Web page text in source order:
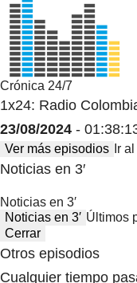
Crónica 24/7
1x24: Radio
23/08/2024 -
Ver más episodios Ir
Noticias en 3′
Noticias en 3′
Noticias en 3′ Últimos
Cerrar
Otros episodios
Cualquier tiempo